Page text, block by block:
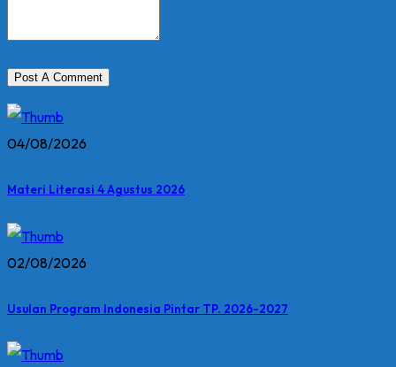
04/08/2026
Materi Literasi 4 Agustus 2026
02/08/2026
Usulan Program Indonesia Pintar TP. 2026-2027